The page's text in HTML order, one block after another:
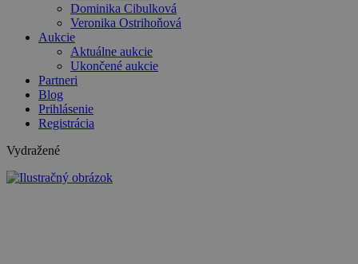
Dominika Cibulková
Veronika Ostrihoňová
Aukcie
Aktuálne aukcie
Ukončené aukcie
Partneri
Blog
Prihlásenie
Registrácia
Vydražené